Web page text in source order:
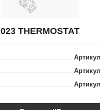
023 THERMOSTAT